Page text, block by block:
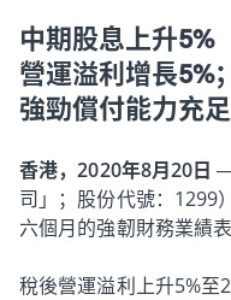
中期股息上升5%
營運溢利增長5%
強勁償付能力充
香港，2020年8月20日
司」；股份代號：1299
六個月的強韌財務業績表
稅後營運溢利上升5%至